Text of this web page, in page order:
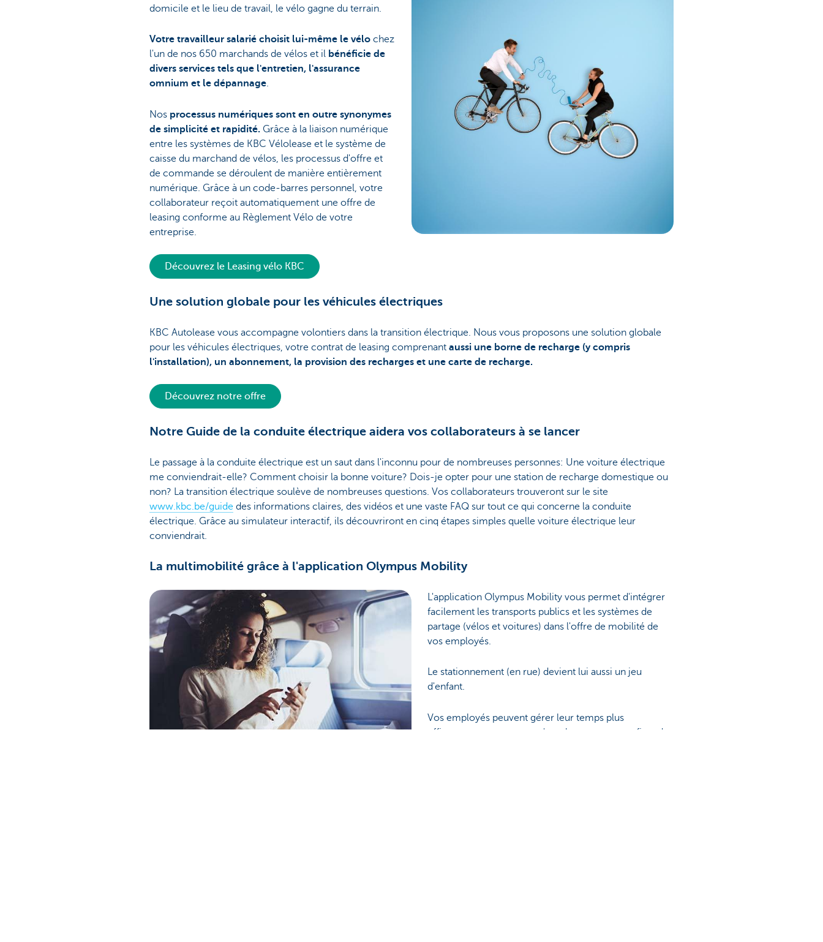
domicile et le lieu de travail, le vélo gagne du terrain.
Votre travailleur salarié choisit lui-même le vélo chez
l'un de nos 650 marchands de vélos et il bénéficie de
divers services tels que l'entretien, l'assurance
omnium et le dépannage.
Nos processus numériques sont en outre synonymes
de simplicité et rapidité. Grâce à la liaison numérique
entre les systèmes de KBC Vélolease et le système de
caisse du marchand de vélos, les processus d'offre et
de commande se déroulent de manière entièrement
numérique. Grâce à un code-barres personnel, votre
collaborateur reçoit automatiquement une offre de
leasing conforme au Règlement Vélo de votre
entreprise.
Découvrez le Leasing vélo KBC
Une solution globale pour les véhicules électriques
KBC Autolease vous accompagne volontiers dans la transition électrique. Nous vous proposons une solution globale
pour les véhicules électriques, votre contrat de leasing comprenant aussi une borne de recharge (y compris
l'installation), un abonnement, la provision des recharges et une carte de recharge.
Découvrez notre offre
Notre Guide de la conduite électrique aidera vos collaborateurs à se lancer
Le passage à la conduite électrique est un saut dans l'inconnu pour de nombreuses personnes: Une voiture électrique
me conviendrait-elle? Comment choisir la bonne voiture? Dois-je opter pour une station de recharge domestique ou
non? La transition électrique soulève de nombreuses questions. Vos collaborateurs trouveront sur le site
www.kbc.be/guide des informations claires, des vidéos et une vaste FAQ sur tout ce qui concerne la conduite
électrique. Grâce au simulateur interactif, ils découvriront en cinq étapes simples quelle voiture électrique leur
conviendrait.
La multimobilité grâce à l'application Olympus Mobility
L'application Olympus Mobility vous permet d'intégrer
facilement les transports publics et les systèmes de
partage (vélos et voitures) dans l'offre de mobilité de
vos employés.
Le stationnement (en rue) devient lui aussi un jeu
d'enfant.
Vos employés peuvent gérer leur temps plus
efficacement et en tant qu'employeur, vous profitez de